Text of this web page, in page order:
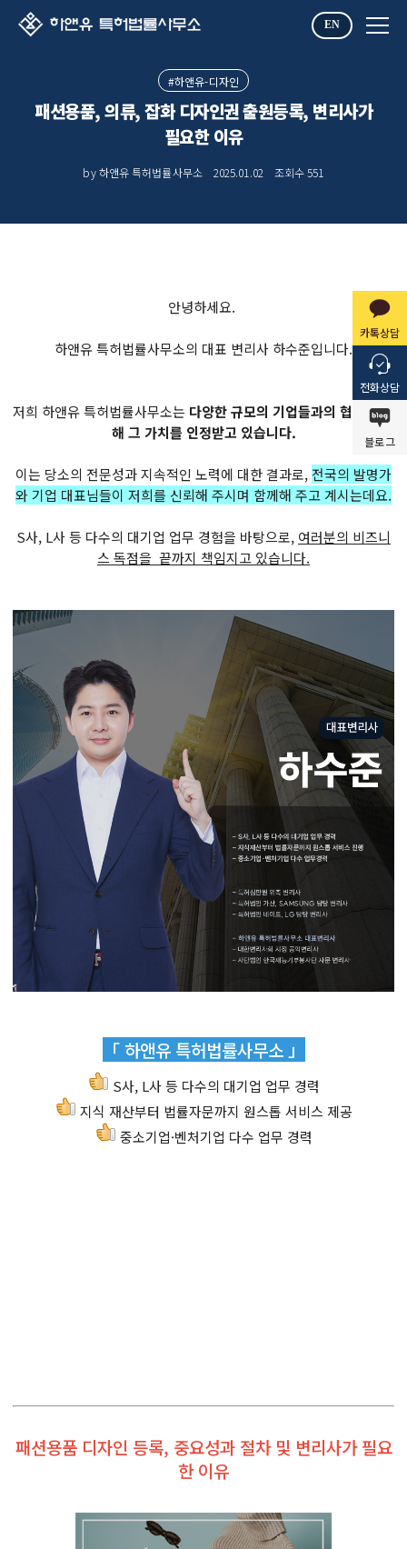
EN
카톡상담
전화상담
블로그
#하앤유-디자인
패션용품, 의류, 잡화 디자인권 출원등록, 변리사가
필요한 이유
by 하앤유 특허법률사무소 2025.01.02 조회수551
안녕하세요.
하앤유 특허법률사무소의 대표 변리사 하수준입니다.
저희 하앤유 특허법률사무소는 다양한 규모의 기업들과의 협력을 통
해 그 가치를 인정받고 있습니다.
이는 당소의 전문성과 지속적인 노력에 대한 결과로, 전국의 발명가
와 기업 대표님들이 저희를 신뢰해 주시며 함께해 주고 계시는데요.
S사, L사 등 다수의 대기업 업무 경험을 바탕으로, 여러분의 비즈니
스 독점을 끝까지 책임지고 있습니다.
「 하앤유 특허법률사무소 」
S사, L사 등 다수의 대기업 업무 경력
지식 재산부터 법률자문까지 원스톱 서비스 제공
중소기업·벤처기업 다수 업무 경력
패션용품 디자인 등록, 중요성과 절차 및 변리사가 필요
한 이유